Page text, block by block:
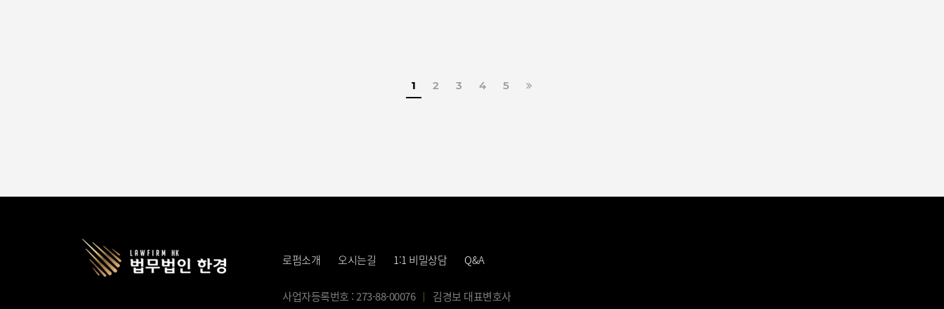
점검하고 정서적인 안정까지 도울 수
있도록 최선을 다했습니다. 그 결과,
면회도 와주시고… 너무나
어제는 기뻐서 많이 울 정도였어요.
따뜻한 인사를 받을 때마다, 저희는
단순히 사건을 해결하는 것을 넘어
1 2 페이지
3 페이지
4페이지
5페이지마지막으로
로펌소개 오시는길 1:1 비밀상담 Q&A
사업자등록번호 : 273-88-00076
김경보 대표변호사